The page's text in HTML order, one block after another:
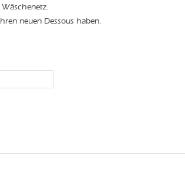
neuen Dessous haben.